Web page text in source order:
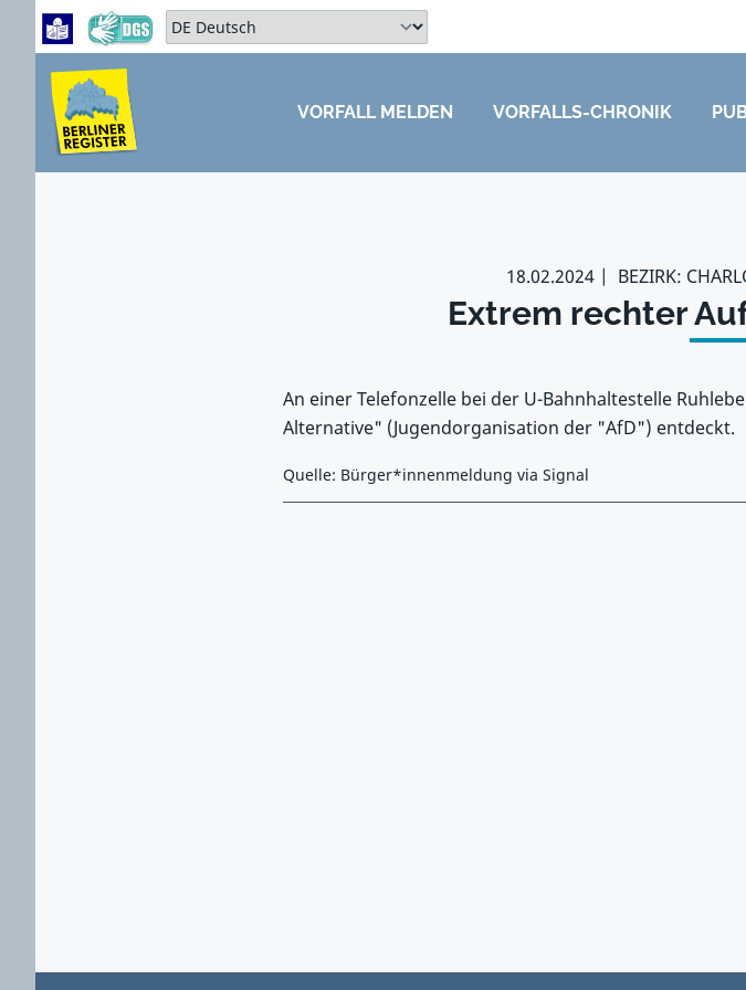
Zum Hauptbereich springen
Zum Hauptmenü springen
Sprache auswählen:
ZUM HAUPTBEREICH SPRINGEN
VORFALL MELDEN VORFALLS-CHRONIK
18.02.2024 BEZIRK:
Extrem rechter
An einer Telefonzelle bei der U-Bahnhaltestelle
Alternative" (Jugendorganisation der "AfD") entdeckt.
Quelle: Bürger*innenmeldung via Signal